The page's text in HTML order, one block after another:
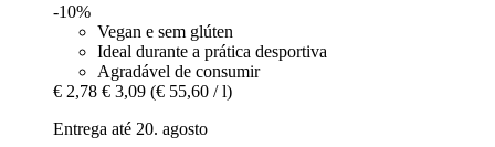
-10%
Vegan e sem glúten
Ideal durante a prática desportiva
Agradável de consumir
€ 2,78 € 3,09 (€ 55,60 / l)
Entrega até 20. agosto